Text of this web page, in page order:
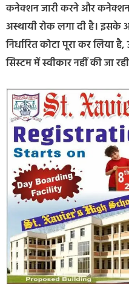
कनेक्शन जारी करने और कनेक्शन
अस्थायी रोक लगा दी है। इसके
निर्धारित कोटा पूरा कर
सिस्टम में स्वीकार नहीं की जा